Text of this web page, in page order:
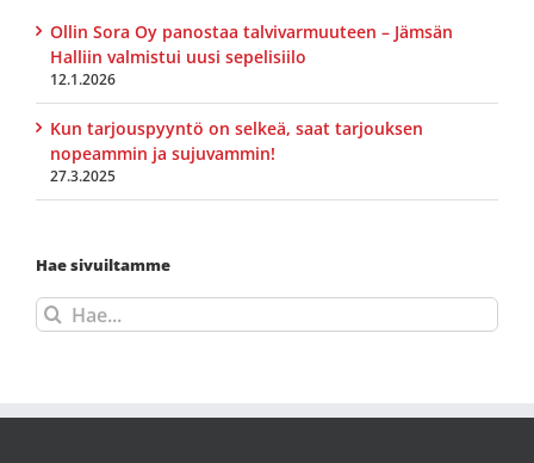
Ollin Sora Oy panostaa talvivarmuuteen – Jämsän
Halliin valmistui uusi sepelisiilo
12.1.2026
Kun tarjouspyyntö on selkeä, saat tarjouksen
nopeammin ja sujuvammin!
27.3.2025
Hae sivuiltamme
Etsi
...